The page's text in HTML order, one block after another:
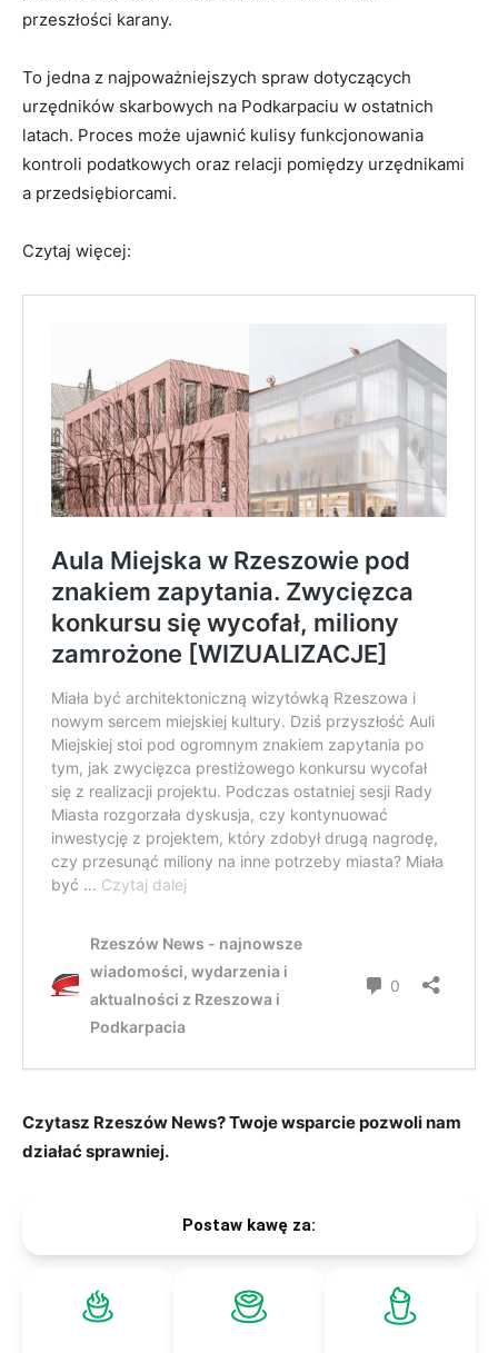
przeszłości karany.
To jedna z najpoważniejszych spraw dotyczących
urzędników skarbowych na Podkarpaciu w ostatnich
latach. Proces może ujawnić kulisy funkcjonowania
kontroli podatkowych oraz relacji pomiędzy urzędnikami
a przedsiębiorcami.
Czytaj więcej:
Czytasz Rzeszów News? Twoje wsparcie pozwoli nam
działać sprawniej.
Postaw kawę za: